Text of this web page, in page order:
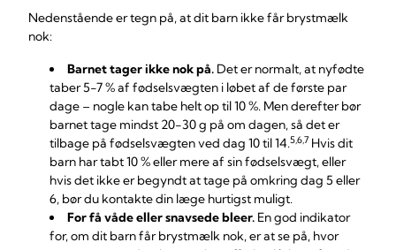
Nedenstående er tegn på, at dit barn ikke får brystmælk
nok:
Barnet tager ikke nok på. Det er normalt, at nyfødte
taber 5-7 % af fødselsvægten i løbet af de første par
dage – nogle kan tabe helt op til 10 %. Men derefter bør
barnet tage mindst 20-30 g på om dagen, så det er
tilbage på fødselsvægten ved dag 10 til 14.5,6,7 Hvis dit
barn har tabt 10 % eller mere af sin fødselsvægt, eller
hvis det ikke er begyndt at tage på omkring dag 5 eller
6, bør du kontakte din læge hurtigst muligt.
For få våde eller snavsede bleer. En god indikator
for, om dit barn får brystmælk nok, er at se på, hvor